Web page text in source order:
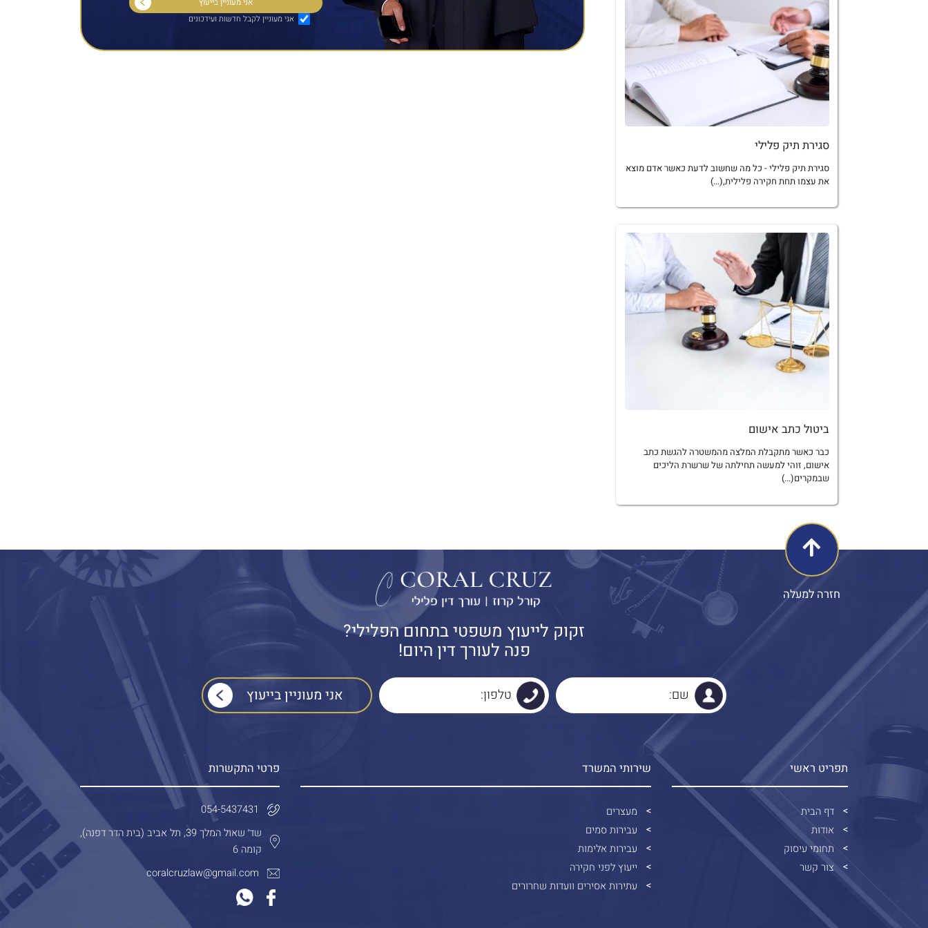
סגירת תיק פלילי
סגירת תיק פלילי - כל מה שחשוב לדעת כאשר אדם מוצא
את עצמו תחת חקירה פלילית,(...)
ביטול כתב אישום
כבר כאשר מתקבלת המלצה מהמשטרה להגשת כתב
אישום, זוהי למעשה תחילתה של שרשרת הליכים
שבמקרים(...)
אני מעוניין לקבל חדשות ועידכונים
חזרה למעלה
זקוק לייעוץ משפטי בתחום הפלילי?
פנה לעורך דין היום!
תפריט ראשי
דף הבית
אודות
תחומי עיסוק
צור קשר
שירותי המשרד
מעצרים
עבירות סמים
עבירות אלימות
ייעוץ לפני חקירה
עתירות אסירים וועדות שחרורים
פרטי התקשרות
054-5437431
שד׳ שאול המלך 39, תל אביב (בית הדר דפנה),
קומה 6
coralcruzlaw@gmail.com